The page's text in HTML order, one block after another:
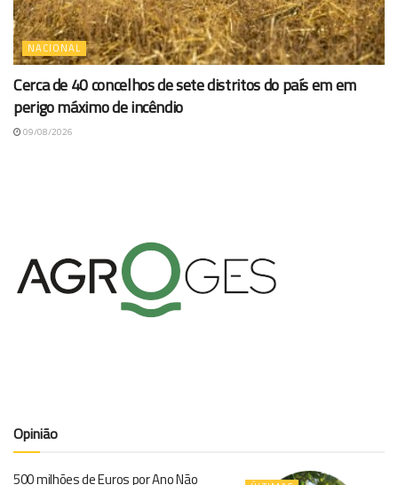
NACIONAL
Cerca de 40 concelhos de sete distritos do país em em
perigo máximo de incêndio
09/08/2026
Opinião
500 milhões de Euros por Ano Não